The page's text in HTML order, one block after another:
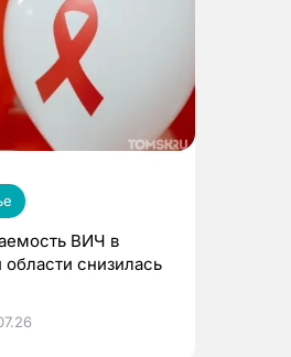
ВИЧ в
снизилась